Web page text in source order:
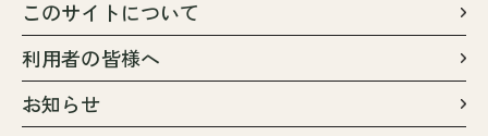
このサイトについて
利用者の皆様へ
お知らせ